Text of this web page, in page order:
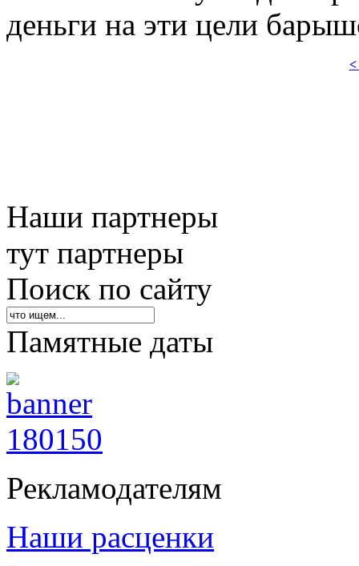
деньги на эти цели
Наши партнеры
тут партнеры
Поиск по сайту
Памятные даты
Рекламодателям
Наши расценки